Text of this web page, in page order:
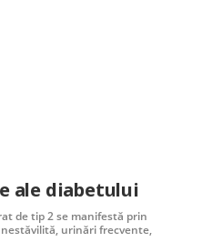
ale diabetului
de tip 2 se manifestă prin
urinări frecvente,